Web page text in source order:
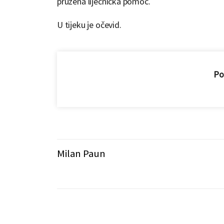
U tijeku je očevid.
Milan Paun